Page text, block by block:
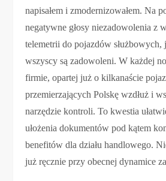
napisałem i zmodernizowałem. Na
negatywne głosy niezadowolenia z
telemetrii do pojazdów służbowych,
wszyscy są zadowoleni. W każdej
firmie, opartej już o kilkanaście
przemierzających Polskę wzdłuż i
narzędzie kontroli. To kwestia
ułożenia dokumentów pod kątem
benefitów dla działu handlowego.
już ręcznie przy obecnej dynamice